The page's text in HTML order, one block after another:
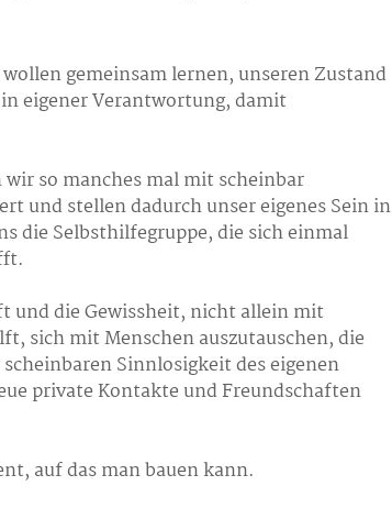
gemeinsam lernen, unseren Zustand
eigener Verantwortung, damit
so manches mal mit scheinbar
und stellen dadurch unser eigenes Sein in
die Selbsthilfegruppe, die sich einmal
und die Gewissheit, nicht allein mit
sich mit Menschen auszutauschen, die
Sinnlosigkeit des eigenen
private Kontakte und Freundschaften
auf das man bauen kann.